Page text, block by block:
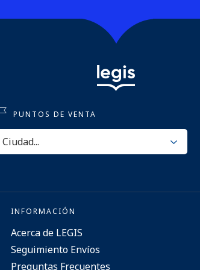
PUNTOS DE VENTA
INFORMACIÓN
Acerca de LEGIS
Seguimiento Envíos
Preguntas Frecuentes